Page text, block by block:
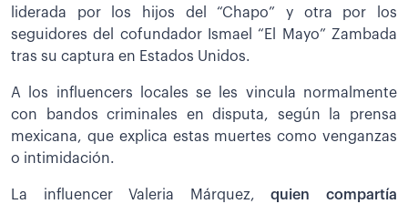
liderada por los hijos del “Chapo” y otra por los
seguidores del cofundador Ismael “El Mayo” Zambada
tras su captura en Estados Unidos.
A los influencers locales se les vincula normalmente
con bandos criminales en disputa, según la prensa
mexicana, que explica estas muertes como venganzas
o intimidación.
La influencer Valeria Márquez,quien compartía